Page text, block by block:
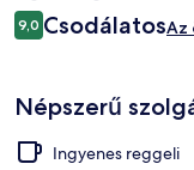
32 425 Ft
Értékelések
9,09,0 ennyiből: 10
CsodálatosAz
Népszerű
Ingyenes reggeli